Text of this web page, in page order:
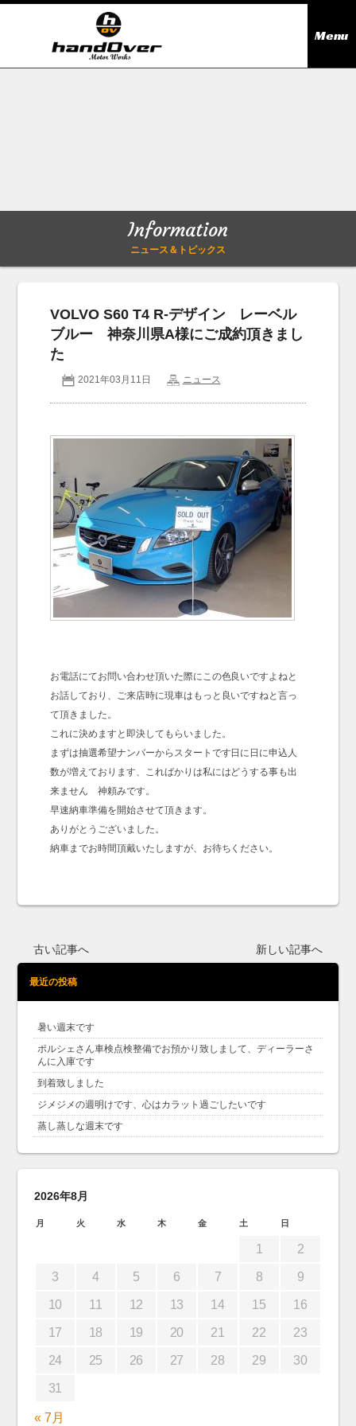
Menu
Company outline
会社概要
アクセス
お問い合わせ
Information
ニュース＆トピックス
VOLVO S60 T4 R-デザイン レーベル
ブルー 神奈川県A様にご成約頂きまし
た
2021年03月11日 ニュース
お電話にてお問い合わせ頂いた際にこの色良いですよねと
お話しており、ご来店時に現車はもっと良いですねと言っ
て頂きました。
これに決めますと即決してもらいました。
まずは抽選希望ナンバーからスタートです日に日に申込人
数が増えております、こればかりは私にはどうする事も出
来ません 神頼みです。
早速納車準備を開始させて頂きます。
ありがとうございました。
納車までお時間頂戴いたしますが、お待ちください。
古い記事へ 新しい記事へ
最近の投稿
暑い週末です
ポルシェさん車検点検整備でお預かり致しまして、ディーラーさ
んに入庫です
到着致しました
ジメジメの週明けです、心はカラット過ごしたいです
蒸し蒸しな週末です
2026年8月
月 火 水 木 金 土 日
1 2
3 4 5 6 7 8 9
10 11 12 13 14 15 16
17 18 19 20 21 22 23
24 25 26 27 28 29 30
31
« 7月